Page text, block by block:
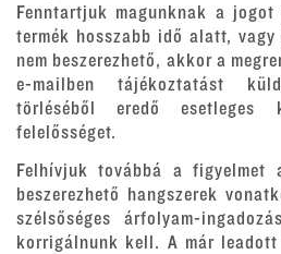
Fenntartjuk magunknak a
termék hosszabb idő alatt,
nem beszerezhető, akkor a
e-mailben tájékoztatást
törléséből eredő esetleges
felelősséget.
Felhívjuk továbbá a figyelmet
beszerezhető hangszerek
szélsőséges árfolyam-
korrigálnunk kell. A már leadott